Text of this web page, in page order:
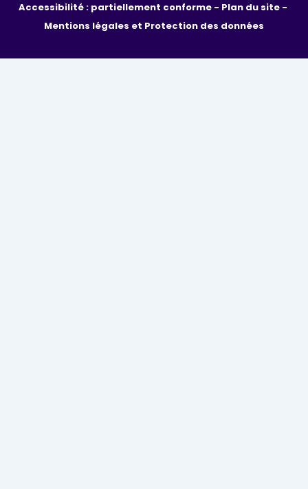
Accessibilité : partiellement conforme -
Mentions légales et Protection des données